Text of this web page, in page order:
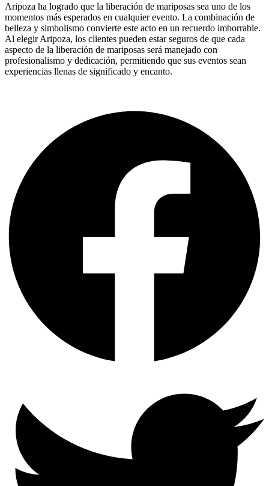
Aripoza ha logrado que la liberación de mariposas sea uno de los
momentos más esperados en cualquier evento. La combinación de
belleza y simbolismo convierte este acto en un recuerdo imborrable.
Al elegir Aripoza, los clientes pueden estar seguros de que cada
aspecto de la liberación de mariposas será manejado con
profesionalismo y dedicación, permitiendo que sus eventos sean
experiencias llenas de significado y encanto.